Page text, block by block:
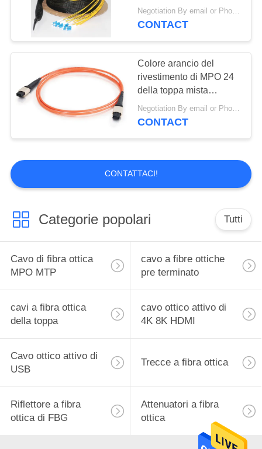
multiplo misto OM3 di
LC UPC
Negotiation By email or Phone Call MOQ:Dire di MOQ è 10pcs
CONTACT
Colore arancio del
rivestimento di MPO 24
della toppa mista
femminile del cavo a
fibre ottiche OM2 LSZH
Negotiation By email or Phone Call MOQ:Dire di MOQ è 10pcs
CONTACT
CONTATTACI!
Categorie popolari Tutti
Cavo di fibra ottica
MPO MTP
cavo a fibre ottiche
pre terminato
cavi a fibra ottica
della toppa
cavo ottico attivo di
4K 8K HDMI
Cavo ottico attivo di
USB
Trecce a fibra ottica
Riflettore a fibra
ottica di FBG
Attenuatori a fibra
ottica